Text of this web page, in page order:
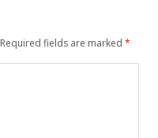
Required fields are marked *